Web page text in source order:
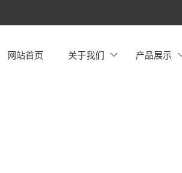
网站首页 关于我们 产品展示